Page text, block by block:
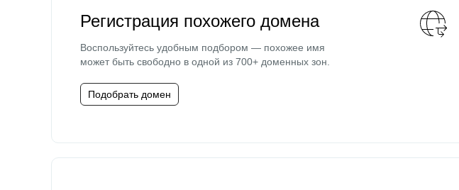
Регистрация похожего домена
Воспользуйтесь удобным подбором — похожее имя
может быть свободно в одной из 700+ доменных зон.
Подобрать домен